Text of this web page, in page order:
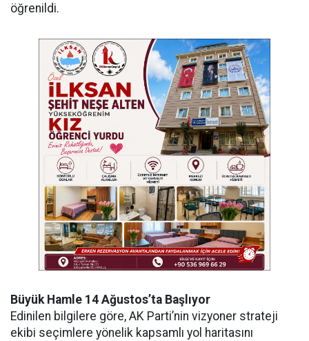
öğrenildi.
Büyük Hamle 14 Ağustos’ta Başlıyor
Edinilen bilgilere göre, AK Parti’nin vizyoner strateji
ekibi seçimlere yönelik kapsamlı yol haritasını